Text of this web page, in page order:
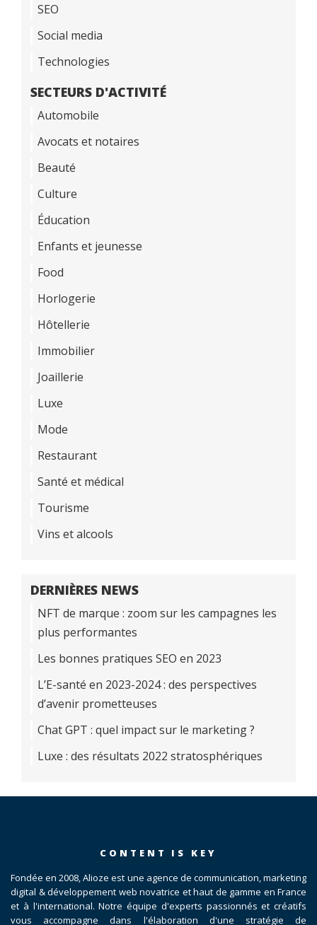
SEO
Social media
Technologies
SECTEURS D'ACTIVITÉ
Automobile
Avocats et notaires
Beauté
Culture
Éducation
Enfants et jeunesse
Food
Horlogerie
Hôtellerie
Immobilier
Joaillerie
Luxe
Mode
Restaurant
Santé et médical
Tourisme
Vins et alcools
DERNIÈRES NEWS
NFT de marque : zoom sur les campagnes les
plus performantes
Les bonnes pratiques SEO en 2023
L’E-santé en 2023-2024 : des perspectives
d’avenir prometteuses
Chat GPT : quel impact sur le marketing ?
Luxe : des résultats 2022 stratosphériques
CONTENT IS KEY
Fondée en 2008, Alioze est une agence de communication, marketing
digital & développement web novatrice et haut de gamme en France
et à l'international. Notre équipe d'experts passionnés et créatifs
vous accompagne dans l'élaboration d'une stratégie de